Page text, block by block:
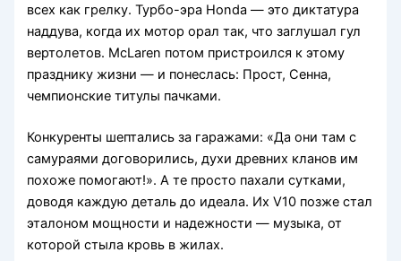
всех как грелку. Турбо-эра Honda — это диктатура
наддува, когда их мотор орал так, что заглушал гул
вертолетов. McLaren потом пристроился к этому
празднику жизни — и понеслась: Прост, Сенна,
чемпионские титулы пачками.
Конкуренты шептались за гаражами: «Да они там с
самураями договорились, духи древних кланов им
похоже помогают!». А те просто пахали сутками,
доводя каждую деталь до идеала. Их V10 позже стал
эталоном мощности и надежности — музыка, от
которой стыла кровь в жилах.